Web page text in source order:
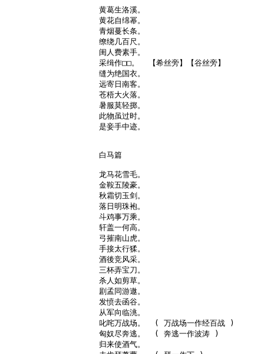
黄葛生洛溪。
黄花自绵幂。
青烟蔓长条。
缭绕几百尺。
闺人费素手。
采缉作□□。  【希丝旁】【谷丝旁】
缝为绝国衣。
远寄日南客。
苍梧大火落。
暑服莫轻掷。
此物虽过时。
是妾手中迹。
白马篇
龙马花雪毛。
金鞍五陵豪。
秋霜切玉剑。
落日明珠袍。
斗鸡事万乘。
轩盖一何高。
弓摧南山虎。
手接太行猱。
酒後竞风采。
三杯弄宝刀。
杀人如剪草。
剧孟同游遨。
发愤去函谷。
从军向临洮。
叱咤万战场。  ( 万战场一作经百战 )
匈奴尽奔逃。  ( 奔逃一作波涛 )
归来使酒气。